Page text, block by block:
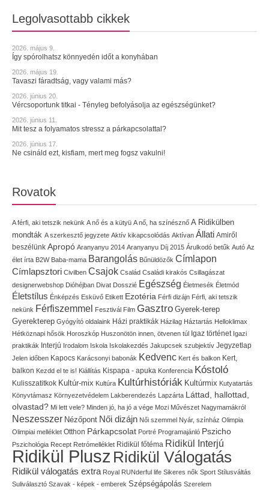
Legolvasottabb cikkek
2026. május 9.
Így spórolhatsz könnyedén időt a konyhában
2026. május 19.
Tavaszi fáradtság, vagy valami más?
2026. június 20.
Vércsoportunk titkai - Tényleg befolyásolja az egészségünket?
2026. június 11.
Mit tesz a folyamatos stressz a párkapcsolattal?
2026. június 17.
Ne csináld ezt, kisfiam, mert meg fogsz vakulni!
Rovatok
A férfi, aki tetszik nekünk A nő és a kütyü A nő, ha színésznő A Ridikülben
mondták A szerkesztő jegyzete Aktív kikapcsolódás Aktívan Állati Amiről
beszélünk Apropó Aranyanyu 2014 Aranyanyu Díj 2015 Árulkodó betűk Autó Az
élet írta B2W Baba-mama Barangolás Bűnüldözők Címlapon
Címlapsztori Civilben Csajok Család Családi kirakós Csillagászat
designerwebshop Dióhéjban Divat Dosszié Egészség Életmesék Életmód
Életstílus Énképzés Esküvő Etikett Ezotéria Férfi dizájn Férfi, aki tetszik
nekünk Férfiszemmel Fesztivál Film Gasztro Gyerek-terep
Gyerekterep Gyógyító oldalaink Házi praktikák Házilag Háztartás Helloklimax
Hétköznapi hősök Horoszkóp Huszonötön innen, ötvenen túl Igaz történet Igazi
praktikák Interjú Irodalom Iskola Iskolakezdés Jakupcsek szubjektív Jegyzetlap
Jelen időben Kapocs Karácsonyi babonák Kedvenc Kert és balkon Kert,
balkon Kezdd el te is! Kiállítás Kispapa - apuka Konferencia Kóstoló
Kulisszatitkok Kultúr-mix Kultúra Kultúrhistóriák Kultúrmix Kutyatartás
Könyvtámasz Környezetvédelem Lakberendezés Lapzárta Láttad, hallottad,
olvastad? Mi lett vele? Minden jó, ha jó a vége Mozi Művészet Nagymamákról
Neszesszer Nézőpont Női dizájn Női szemmel Nyár, színház Olimpia
Olimpiai melléklet Otthon Párkapcsolat Portré Programajánló Pszicho
Pszichológia Recept Retrómelléklet Ridikül főtéma Ridikül Interjú
Ridikül Plusz Ridikül Válogatás
Ridikül válogatás extra Royal RUNderful life Sikeres nők Sport Stílusváltás
Suliválasztó Szavak - képek - emberek Szépségápolás Szerelem